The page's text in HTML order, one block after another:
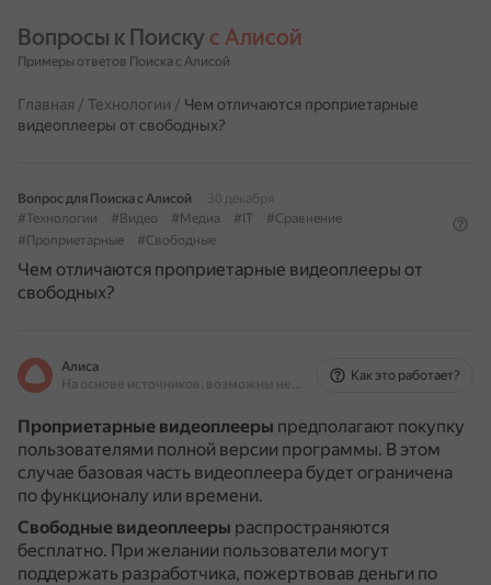
Вопросы к Поиску с Алисой
Примеры ответов Поиска с Алисой
Главная / Технологии / Чем отличаются проприетарные
видеоплееры от свободных?
Вопрос для Поиска с Алисой
30 декабря
#Технологии
#Видео #Медиа #IT
#Сравнение
#Проприетарные
#Свободные
Чем отличаются проприетарные видеоплееры от
свободных?
Алиса
На основе источников, возможны неточности
Как это работает?
Проприетарные видеоплееры предполагают покупку
пользователями полной версии программы. В этом
случае базовая часть видеоплеера будет ограничена
по функционалу или времени.
Свободные видеоплееры распространяются
бесплатно. При желании пользователи могут
поддержать разработчика, пожертвовав деньги по